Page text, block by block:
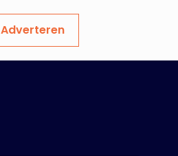
Adverteren